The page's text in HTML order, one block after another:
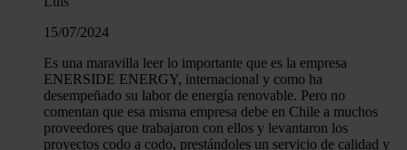
15/07/2024
Es una maravilla leer lo importante que es la empresa
ENERSIDE ENERGY, internacional y como ha
desempeñado su labor de energía renovable. Pero no
comentan que esa misma empresa debe en Chile a muchos
proveedores que trabajaron con ellos y levantaron los
proyectos codo a codo, prestándoles un servicio de calidad y